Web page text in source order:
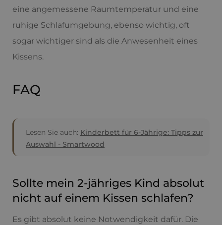
eine angemessene Raumtemperatur und eine
ruhige Schlafumgebung, ebenso wichtig, oft
sogar wichtiger sind als die Anwesenheit eines
Kissens.
FAQ
Lesen Sie auch: Kinderbett für 6-Jährige: Tipps zur
Auswahl - Smartwood
Sollte mein 2-jähriges Kind absolut
nicht auf einem Kissen schlafen?
Es gibt absolut keine Notwendigkeit dafür. Die